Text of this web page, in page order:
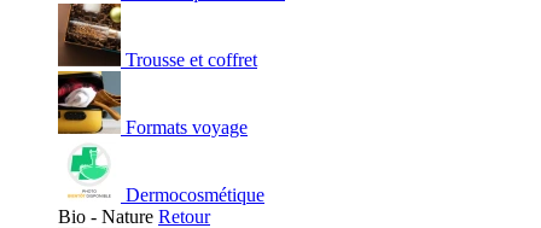
Trousse et coffret
Formats voyage
Dermocosmétique
Bio - Nature Retour